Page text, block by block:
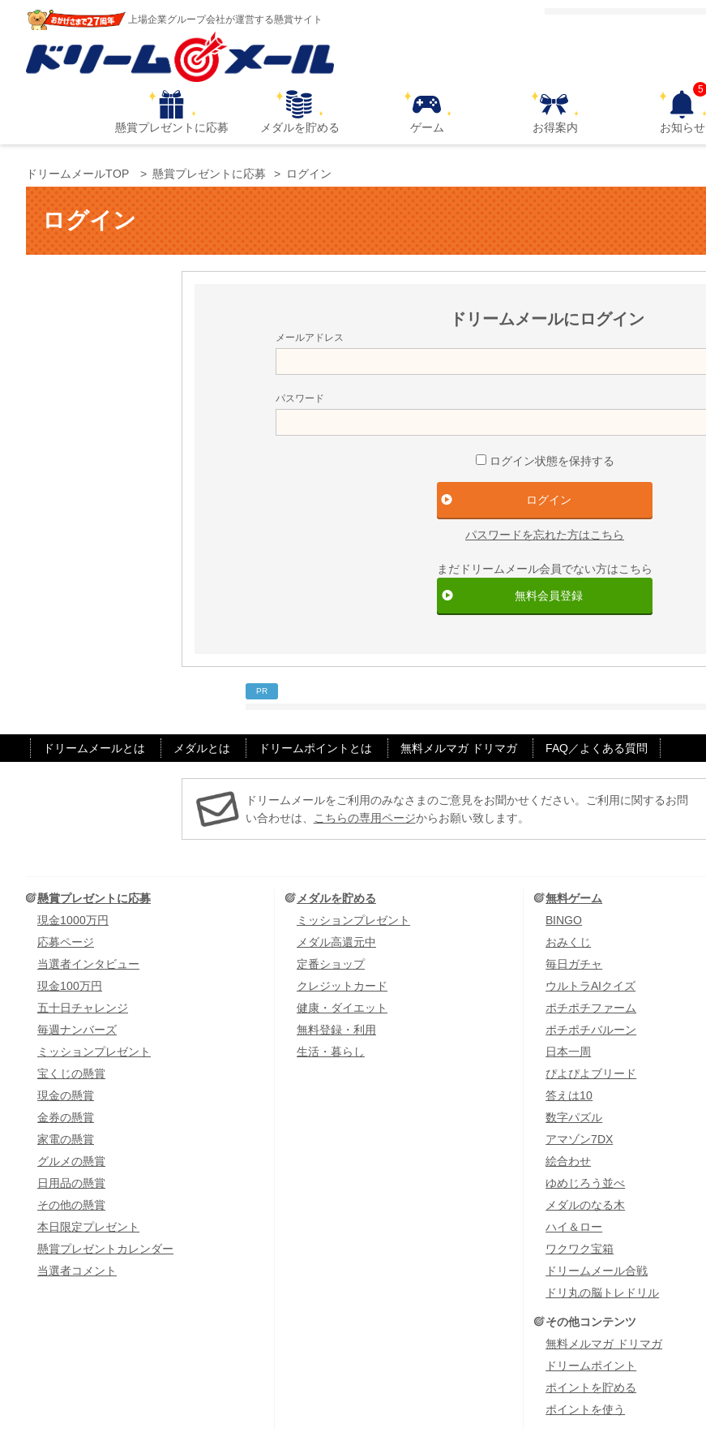
上場企業グループ会社が運営する懸賞サイト
懸賞プレゼントに応募 メダルを貯める ゲーム お得案内 お知らせ
5
ドリームメールTOP 懸賞プレゼントに応募 ログイン
ログイン
ドリームメールにログイン
メールアドレス
パスワード
ログイン状態を保持する
パスワードを忘れた方はこちら
まだドリームメール会員でない方はこちら
無料会員登録
PR
ドリームメールとは メダルとは ドリームポイントとは 無料メルマガ ドリマガ FAQ／よくある質問
ドリームメールをご利用のみなさまのご意見をお聞かせください。ご利用に関するお問
い合わせは、
こちらの専用ページからお願い致します。
懸賞プレゼントに応募
現金1000万円
応募ページ
当選者インタビュー
現金100万円
五十日チャレンジ
毎週ナンバーズ
ミッションプレゼント
宝くじの懸賞
現金の懸賞
金券の懸賞
家電の懸賞
グルメの懸賞
日用品の懸賞
その他の懸賞
本日限定プレゼント
懸賞プレゼントカレンダー
当選者コメント
メダルを貯める
ミッションプレゼント
メダル高還元中
定番ショップ
クレジットカード
健康・ダイエット
無料登録・利用
生活・暮らし
無料ゲーム
BINGO
おみくじ
毎日ガチャ
ウルトラAIクイズ
ポチポチファーム
ポチポチバルーン
日本一周
ぴよぴよブリード
答えは10
数字パズル
アマゾン7DX
絵合わせ
ゆめじろう並べ
メダルのなる木
ハイ＆ロー
ワクワク宝箱
ドリームメール合戦
ドリ丸の脳トレドリル
その他コンテンツ
無料メルマガ ドリマガ
ドリームポイント
ポイントを貯める
ポイントを使う